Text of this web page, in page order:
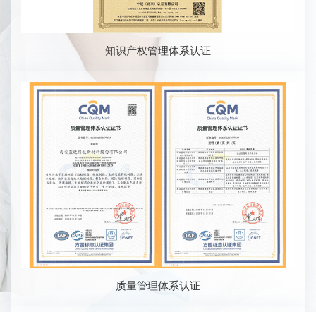
蓝晓最初的创业者们，放下了豪迈的书生意气，投身商海，
艰苦创业，呕心沥血，开创了儒商蓝晓的企业风格。今天的
蓝晓，更多的新鲜力量补充进来，他们锐意进取，推陈出
新，克己奉公，为实现成为国内一流的特种树脂供应商，打
造国际知名民族品牌的目标，尽心竭力，为蓝晓的百年基业
添砖加瓦。
光阴荏苒，弹指一挥间。蓝晓站在新的起点上，把目光
放在更远。蓝晓，是快速前行的车轮，将不断地把保守、落
后、自满和束缚碾在轮下，带上开拓、进步、知识、开放轻
装前进。
知识产权管理体系认证
质量管理体系认证